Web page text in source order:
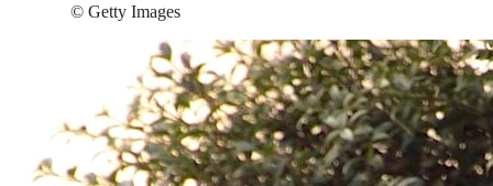
© Getty Images